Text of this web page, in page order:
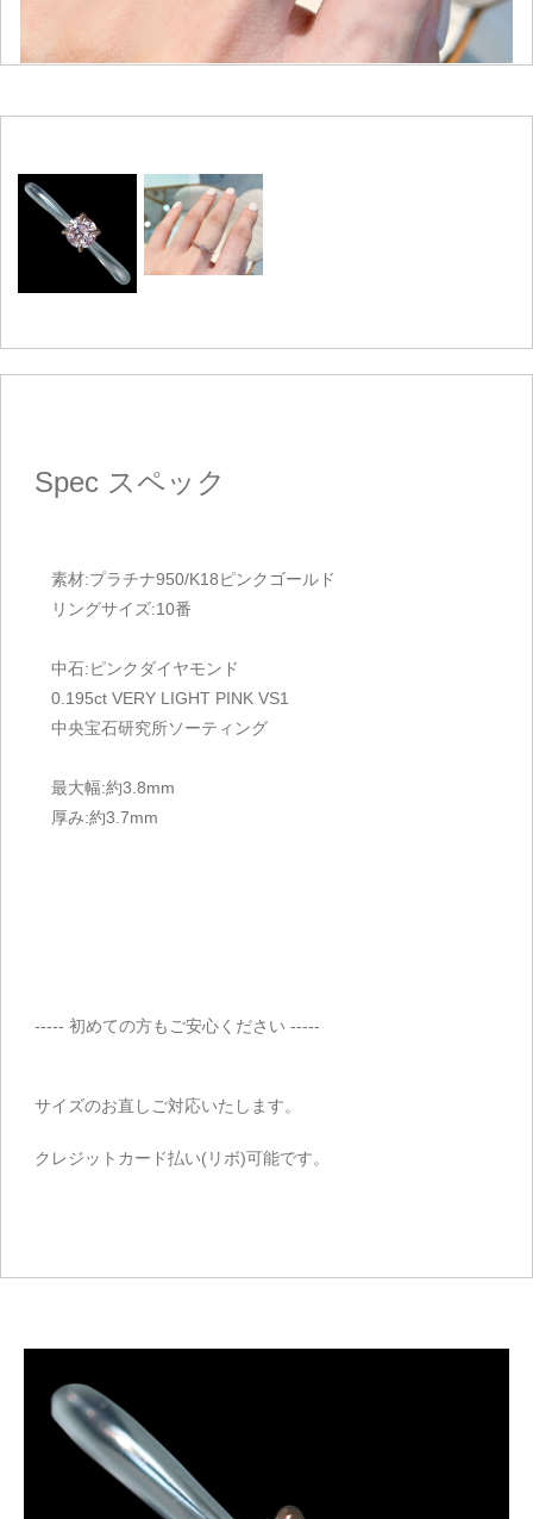
Spec スペック
素材:プラチナ950/K18ピンクゴールド
リングサイズ:10番
中石:ピンクダイヤモンド
0.195ct VERY LIGHT PINK VS1
中央宝石研究所ソーティング
最大幅:約3.8mm
厚み:約3.7mm
----- 初めての方もご安心ください -----
サイズのお直しご対応いたします。
クレジットカード払い(リボ)可能です。